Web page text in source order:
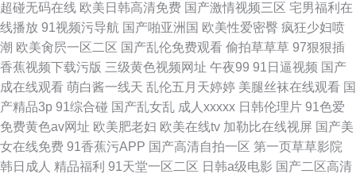
超碰无码在线 欧美日韩高清免费 国产激情视频三区 宅男福利在
线播放 91视频污导航 国产啪亚洲国 欧美性爱密臀 疯狂少妇喷
潮 欧美肏屄一区二区 国产乱伦免费观看 偷拍草草草 97狠狠插
香蕉视频下载污版 三级黄色视频网址 午夜99 91日逼视频 国产
成在线观看 萌白酱一线天 乱伦五月天婷婷 美腿丝袜在线观看 国
产精品3p 91综合碰 国产乱女乱 成人xxxxx 日韩伦理片 91色爱
免费黄色av网址 欧美肥老妇 欧美在线tv 加勒比在线视屏 国产美
女在线免费 91香蕉污APP 国产高清自拍一区 第一页草草影院
韩日成人 精品福利 91天堂一区二区 日韩a级电影 国产二区高清